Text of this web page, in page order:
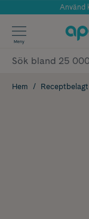
Använd
Meny
Hem Receptbelagt